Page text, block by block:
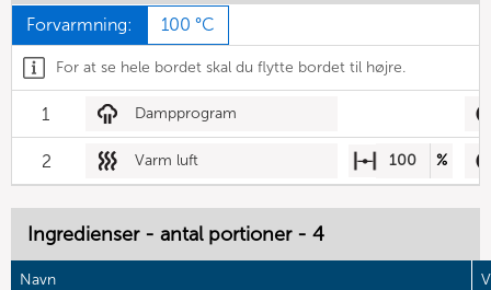
Forvarmning: 100 °C
For at se hele bordet skal du flytte bordet til højre.
1 Dampprogram
2 Varm luft 100 %
Ingredienser - antal portioner - 4
Navn